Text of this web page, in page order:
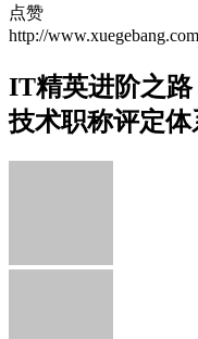
点赞
http://
IT精英进阶之
技术职称评定体